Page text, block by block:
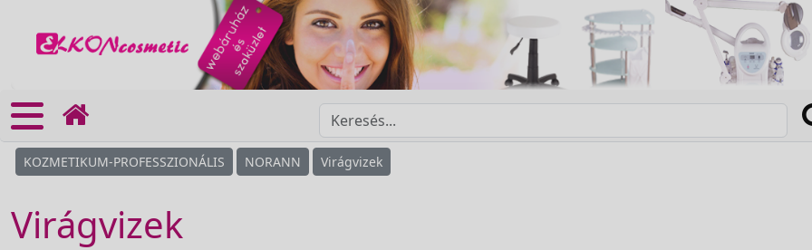
KOZMETIKUM-PROFESSZIONÁLIS NORANN Virágvizek
Virágvizek